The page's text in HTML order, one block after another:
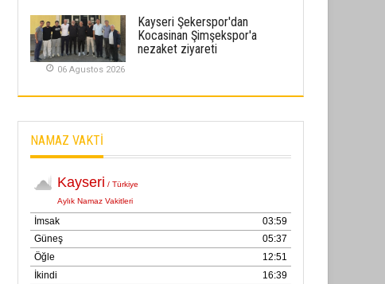
SABAHATTİN SÜRMEN
Kayserispor, Rizespor’la Nihayet 3
01 Mayis 2026
Kayseri Şekerspor'dan
Kocasinan Şimşekspor'a
nezaket ziyareti
06 Agustos 2026
NAMAZ VAKTİ